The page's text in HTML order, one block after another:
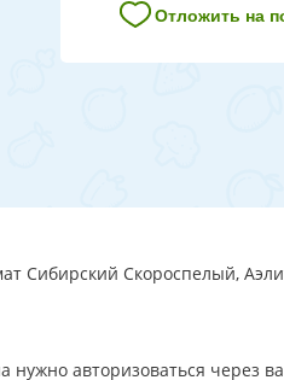
Отложить на
Сибирский Скороспелый,
нужно авторизоваться через